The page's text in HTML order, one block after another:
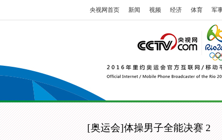
央视网首页 新闻 视频 经济 体育 军
[奥运会]体操男子全能决赛 2